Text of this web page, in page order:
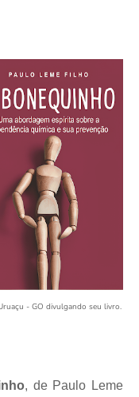
- GO divulgando seu livro.
, de Paulo Leme